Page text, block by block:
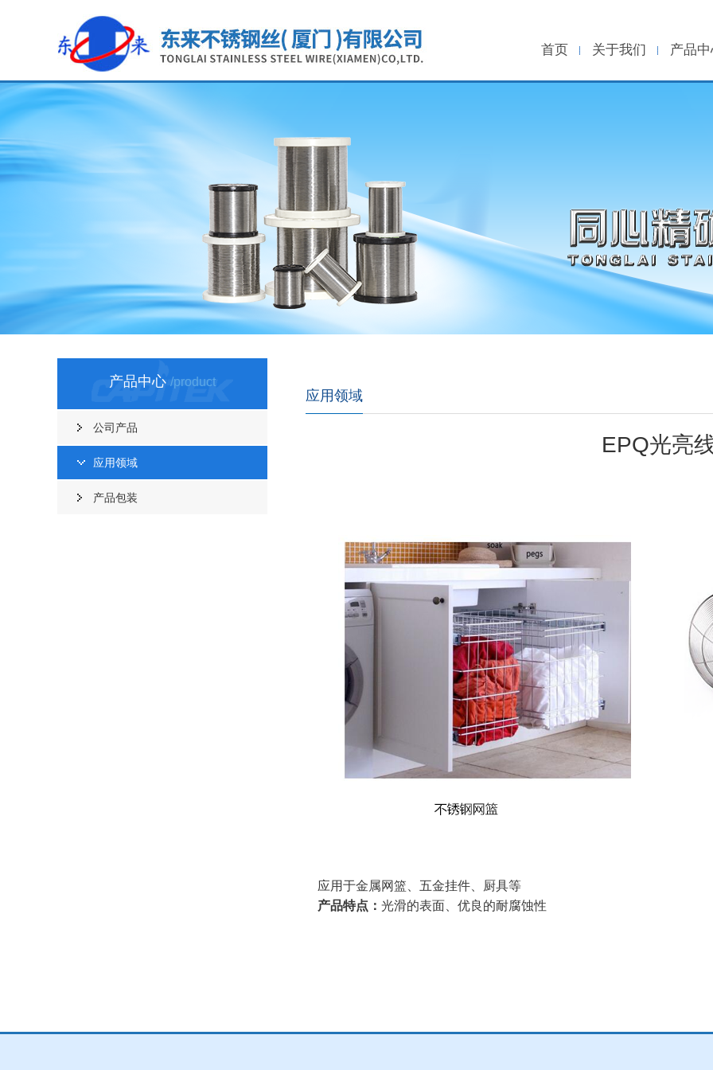
首页 关于我们 产品
产品中心 /product
公司产品
应用领域
产品包装
应用领域
EPQ光亮
应用于金属网篮、五金挂件、厨具等
产品特点： 光滑的表面、优良的耐腐蚀性